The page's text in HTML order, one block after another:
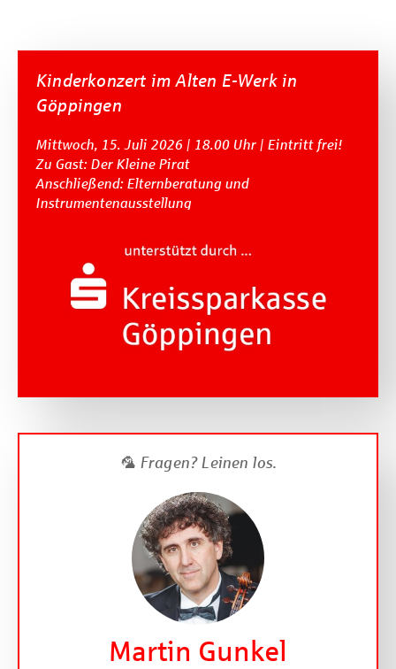
Kinderkonzert im Alten E-Werk in
Göppingen
Mittwoch, 15. Juli 2026 | 18.00 Uhr | Eintritt frei!
Zu Gast: Der Kleine Pirat
Anschließend: Elternberatung und
Instrumentenausstellung
🦜 Fragen? Leinen los.
Martin Gunkel